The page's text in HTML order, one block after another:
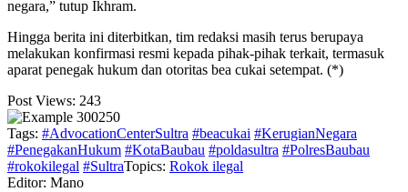
negara,” tutup Ikhram.
​Hingga berita ini diterbitkan, tim redaksi masih terus berupaya
melakukan konfirmasi resmi kepada pihak-pihak terkait, termasuk
aparat penegak hukum dan otoritas bea cukai setempat. (*)
Post Views: 243
Tags: #AdvocationCenterSultra #beacukai #KerugianNegara
#PenegakanHukum #KotaBaubau #poldasultra #PolresBaubau
#rokokilegal #SultraTopics: Rokok ilegal
Editor: Mano